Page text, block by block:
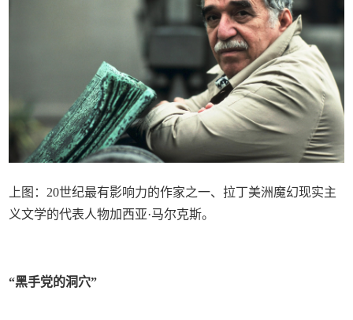
上图：20世纪最有影响力的作家之一、拉丁美洲魔幻现实主
义文学的代表人物加西亚·马尔克斯。
“黑手党的洞穴”